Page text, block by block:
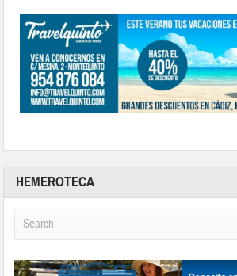
HEMEROTECA